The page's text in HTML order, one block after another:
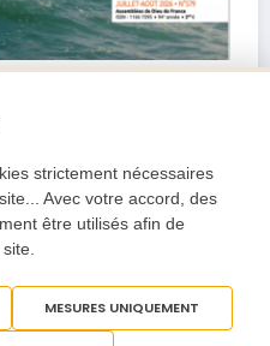
strictement nécessaires
Avec votre accord, des
être utilisés afin de
MESURES UNIQUEMENT